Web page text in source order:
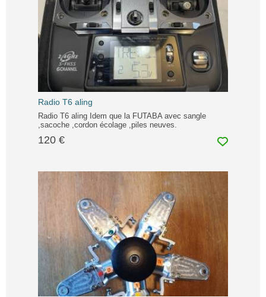
Radio T6 aling
Radio T6 aling Idem que la FUTABA avec sangle
,sacoche ,cordon écolage ,piles neuves.
120 €